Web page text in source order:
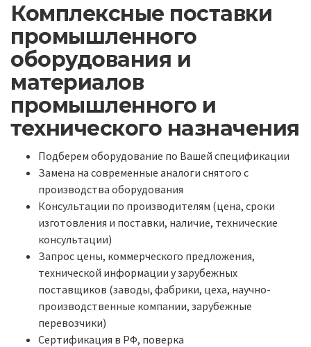
Комплексные поставки
промышленного
оборудования и
материалов
промышленного и
технического назначения
Подберем оборудование по Вашей спецификации
Замена на современные аналоги снятого с
производства оборудования
Консультации по производителям (цена, сроки
изготовления и поставки, наличие, технические
консультации)
Запрос цены, коммерческого предложения,
технической информации у зарубежных
поставщиков (заводы, фабрики, цеха, научно-
производственные компании, зарубежные
перевозчики)
Сертификация в РФ, поверка